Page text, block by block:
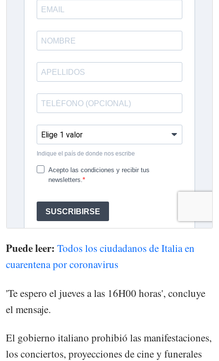
Puede leer: Todos los ciudadanos de Italia en
cuarentena por coronavirus
'Te espero el jueves a las 16H00 horas', concluye
el mensaje.
El gobierno italiano prohibió las manifestaciones,
los conciertos, proyecciones de cine y funerales